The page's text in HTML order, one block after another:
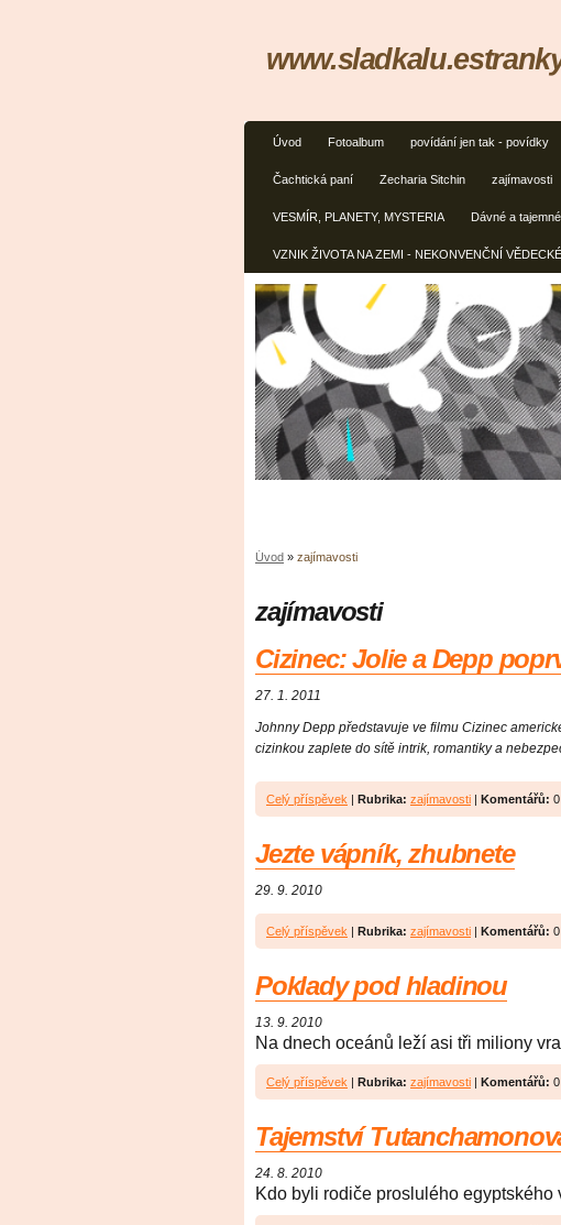
Úvod Fotoalbum povídání jen tak - povídky
Čachtická paní Zecharia Sitchin zajímavosti
VESMÍR, PLANETY, MYSTERIA Dávné a
VZNIK ŽIVOTA NA ZEMI - NEKONVENČNÍ
Úvod » zajímavosti
zajímavosti
Cizinec: Jolie a Depp
27. 1. 2011
Johnny Depp představuje ve filmu Cizinec
cizinkou zaplete do sítě intrik, romantiky a
Celý příspěvek | Rubrika: zajímavosti | Komentářů: 0
Jezte vápník, zhubnete
29. 9. 2010
Celý příspěvek | Rubrika: zajímavosti | Komentářů: 0
Poklady pod hladinou
13. 9. 2010
Na dnech oceánů leží asi tři miliony
Celý příspěvek | Rubrika: zajímavosti | Komentářů: 0
Tajemství
24. 8. 2010
Kdo byli rodiče proslulého egyptského